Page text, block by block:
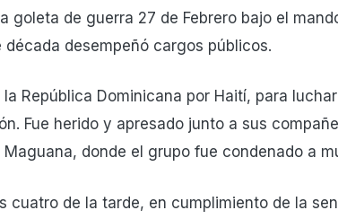
goleta de guerra 27 de Febrero bajo el
desempeñó cargos públicos.
la República Dominicana por Haití, para
Fue herido y apresado junto a sus
Maguana, donde el grupo fue condenado a
cuatro de la tarde, en cumplimiento de la